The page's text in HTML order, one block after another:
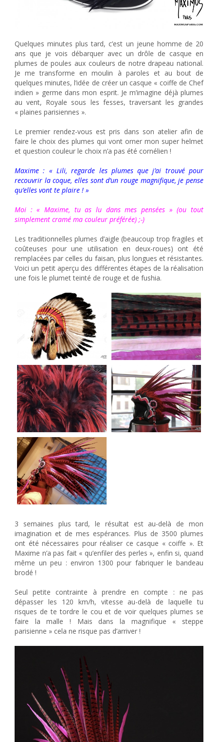
Quelques minutes plus tard, c’est un jeune homme de 20
ans que je vois débarquer avec un drôle de casque en
plumes de poules aux couleurs de notre drapeau national.
Je me transforme en moulin à paroles et au bout de
quelques minutes, l’idée de créer un casque « coiffe de Chef
indien » germe dans mon esprit. Je m’imagine déjà plumes
au vent, Royale sous les fesses, traversant les grandes
« plaines parisiennes ».
Le premier rendez-vous est pris dans son atelier afin de
faire le choix des plumes qui vont orner mon super helmet
et question couleur le choix n’a pas été cornélien !
Maxime : « Lili, regarde les plumes que j’ai trouvé pour
recouvrir la coque, elles sont d’un rouge magnifique, je pense
qu’elles vont te plaire ! »
Moi : « Maxime, tu as lu dans mes pensées » (ou tout
simplement cramé ma couleur préférée) ;-)
Les traditionnelles plumes d’aigle (beaucoup trop fragiles et
coûteuses pour une utilisation en deux-roues) ont été
remplacées par celles du faisan, plus longues et résistantes.
Voici un petit aperçu des différentes étapes de la réalisation
une fois le plumet teinté de rouge et de fushia.
3 semaines plus tard, le résultat est au-delà de mon
imagination et de mes espérances. Plus de 3500 plumes
ont été nécessaires pour réaliser ce casque « coiffe ». Et
Maxime n’a pas fait « qu’enfiler des perles », enfin si, quand
même un peu : environ 1300 pour fabriquer le bandeau
brodé !
Seul petite contrainte à prendre en compte : ne pas
dépasser les 120 km/h, vitesse au-delà de laquelle tu
risques de te tordre le cou et de voir quelques plumes se
faire la malle ! Mais dans la magnifique « steppe
parisienne » cela ne risque pas d’arriver !